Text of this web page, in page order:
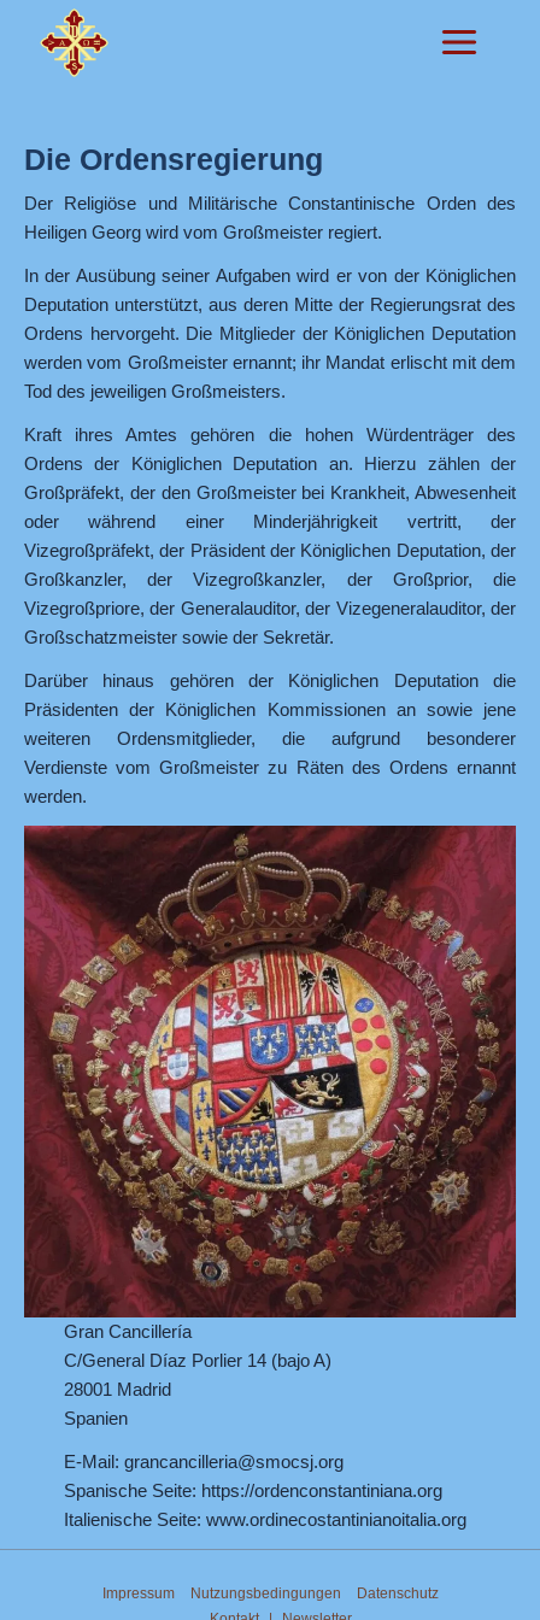
Inhalt
springen
Die Ordensregierung
Der Religiöse und Militärische Constantinische Orden des
Heiligen Georg wird vom Großmeister regiert.
In der Ausübung seiner Aufgaben wird er von der Königlichen
Deputation unterstützt, aus deren Mitte der Regierungsrat des
Ordens hervorgeht. Die Mitglieder der Königlichen Deputation
werden vom Großmeister ernannt; ihr Mandat erlischt mit dem
Tod des jeweiligen Großmeisters.
Kraft ihres Amtes gehören die hohen Würdenträger des
Ordens der Königlichen Deputation an. Hierzu zählen der
Großpräfekt, der den Großmeister bei Krankheit, Abwesenheit
oder während einer Minderjährigkeit vertritt, der
Vizegroßpräfekt, der Präsident der Königlichen Deputation, der
Großkanzler, der Vizegroßkanzler, der Großprior, die
Vizegroßpriore, der Generalauditor, der Vizegeneralauditor, der
Großschatzmeister sowie der Sekretär.
Darüber hinaus gehören der Königlichen Deputation die
Präsidenten der Königlichen Kommissionen an sowie jene
weiteren Ordensmitglieder, die aufgrund besonderer
Verdienste vom Großmeister zu Räten des Ordens ernannt
werden.
Gran Cancillería
C/General Díaz Porlier 14 (bajo A)
28001 Madrid
Spanien
E-Mail: grancancilleria@smocsj.org
Spanische Seite: https://ordenconstantiniana.org
Italienische Seite: www.ordinecostantinianoitalia.org
Impressum Nutzungsbedingungen
Datenschutz